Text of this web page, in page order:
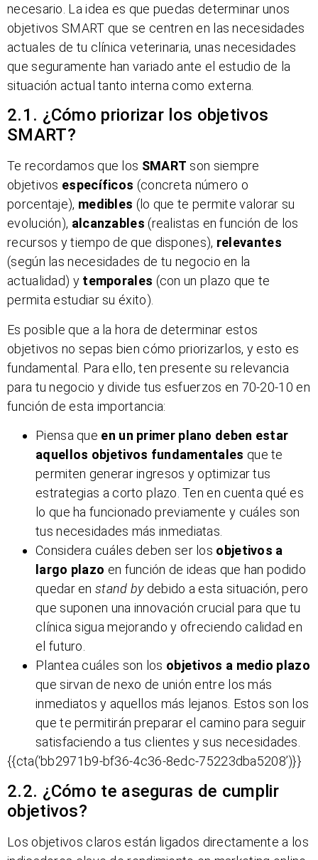
necesario. La idea es que puedas determinar unos
objetivos SMART que se centren en las necesidades
actuales de tu clínica veterinaria, unas necesidades
que seguramente han variado ante el estudio de la
situación actual tanto interna como externa.
2.1. ¿Cómo priorizar los objetivos
SMART?
Te recordamos que los SMART son siempre
objetivos específicos (concreta número o
porcentaje), medibles (lo que te permite valorar su
evolución), alcanzables (realistas en función de los
recursos y tiempo de que dispones), relevantes
(según las necesidades de tu negocio en la
actualidad) y temporales (con un plazo que te
permita estudiar su éxito).
Es posible que a la hora de determinar estos
objetivos no sepas bien cómo priorizarlos, y esto es
fundamental. Para ello, ten presente su relevancia
para tu negocio y divide tus esfuerzos en 70-20-10 en
función de esta importancia:
Piensa que en un primer plano deben estar
aquellos objetivos fundamentales que te
permiten generar ingresos y optimizar tus
estrategias a corto plazo. Ten en cuenta qué es
lo que ha funcionado previamente y cuáles son
tus necesidades más inmediatas.
Considera cuáles deben ser los objetivos a
largo plazo en función de ideas que han podido
quedar enstand bydebido a esta situación, pero
que suponen una innovación crucial para que tu
clínica sigua mejorando y ofreciendo calidad en
el futuro.
Plantea cuáles son los objetivos a medio plazo
que sirvan de nexo de unión entre los más
inmediatos y aquellos más lejanos. Estos son los
que te permitirán preparar el camino para seguir
satisfaciendo a tus clientes y sus necesidades.
{{cta(‘bb2971b9-bf36-4c36-8edc-75223dba5208’)}}
2.2. ¿Cómo te aseguras de cumplir
objetivos?
Los objetivos claros están ligados directamente a los